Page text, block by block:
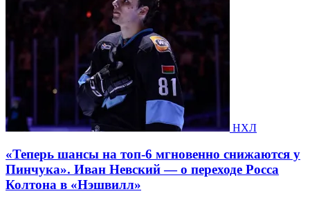
НХЛ
«Теперь шансы на топ-6 мгновенно снижаются у
Пинчука». Иван Невский — о переходе Росса
Колтона в «Нэшвилл»